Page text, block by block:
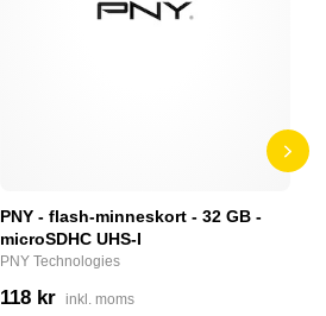
PNY - flash-minneskort - 32 GB -
microSDHC UHS-I
PNY Technologies
118 kr inkl. moms